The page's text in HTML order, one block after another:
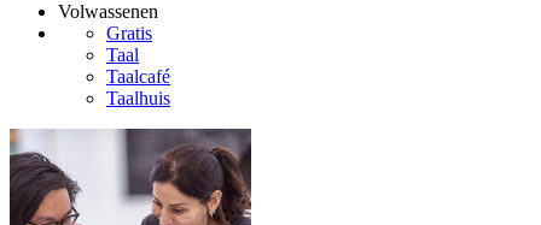
Volwassenen
Gratis
Taal
Taalcafé
Taalhuis